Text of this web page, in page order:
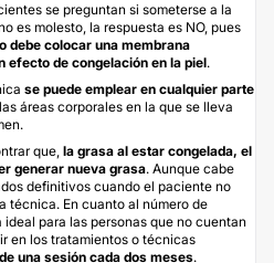
se preguntan si someterse a la
es molesto, la respuesta es NO, pues
debe colocar una membrana
efecto de congelación en la piel.
se puede emplear en cualquier parte
áreas corporales en la que se lleva
que, la grasa al estar congelada, el
generar nueva grasa. Aunque cabe
definitivos cuando el paciente no
técnica. En cuanto al número de
para las personas que no cuentan
en los tratamientos o técnicas
una sesión cada dos meses.